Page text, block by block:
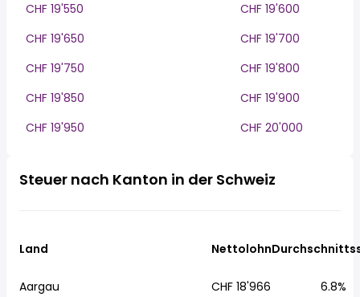
CHF 19'550
CHF 19'600
CHF 19'650
CHF 19'700
CHF 19'750
CHF 19'800
CHF 19'850
CHF 19'900
CHF 19'950
CHF 20'000
Steuer nach Kanton in der Schweiz
Land Nettolohn
Aargau CHF 18'966 6.8%